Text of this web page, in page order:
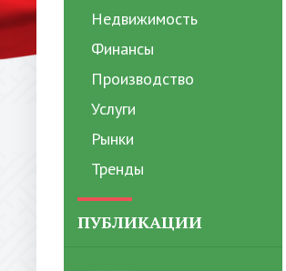
Недвижимость
Финансы
Производство
Услуги
Рынки
Тренды
ПУБЛИКАЦИИ